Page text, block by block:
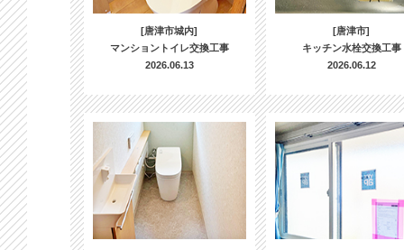
[唐津市城内]
マンショントイレ交換工事
2026.06.13
[唐津市]
キッチン水栓交換工事
2026.06.12